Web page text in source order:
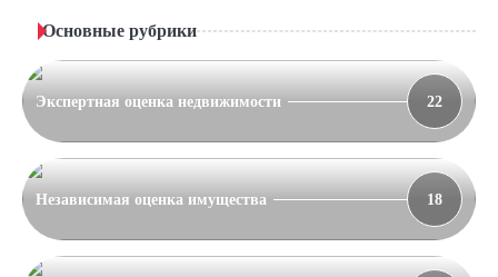
Основные рубрики
Экспертная оценка недвижимости 22
Независимая оценка имущества 18